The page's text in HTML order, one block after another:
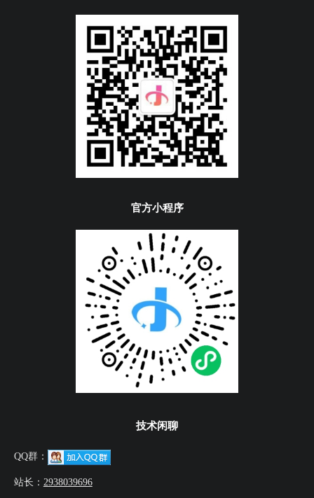
官方小程序
技术闲聊
QQ群：
站长： 2938039696